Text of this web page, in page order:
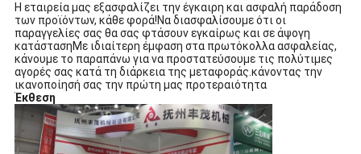
Η εταιρεία μας εξασφαλίζει την έγκαιρη και ασφαλή παράδοση
των προϊόντων, κάθε φορά!Να διασφαλίσουμε ότι οι
παραγγελίες σας θα σας φτάσουν εγκαίρως και σε άψογη
κατάστασηΜε ιδιαίτερη έμφαση στα πρωτόκολλα ασφαλείας,
κάνουμε το παραπάνω για να προστατεύσουμε τις πολύτιμες
αγορές σας κατά τη διάρκεια της μεταφοράς.κάνοντας την
ικανοποίησή σας την πρώτη μας προτεραιότητα
Έκθεση